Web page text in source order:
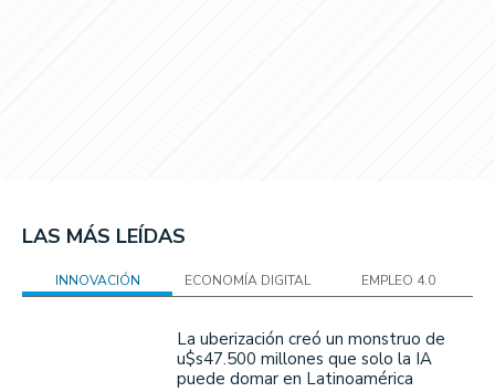
LAS MÁS LEÍDAS
INNOVACIÓN ECONOMÍA DIGITAL EMPLEO 4.0
La uberización creó un monstruo de
u$s47.500 millones que solo la IA
puede domar en Latinoamérica